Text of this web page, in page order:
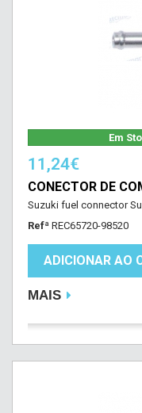
Em
11,24€
CONECTOR DE
Suzuki fuel connector
Refª REC65720-98520
ADICIONAR AO
MAIS